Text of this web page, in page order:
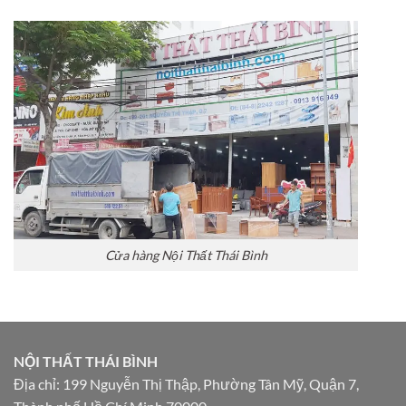
Cửa hàng Nội Thất Thái Bình
NỘI THẤT THÁI BÌNH
Địa chỉ: 199 Nguyễn Thị Thập, Phường Tân Mỹ, Quận 7,